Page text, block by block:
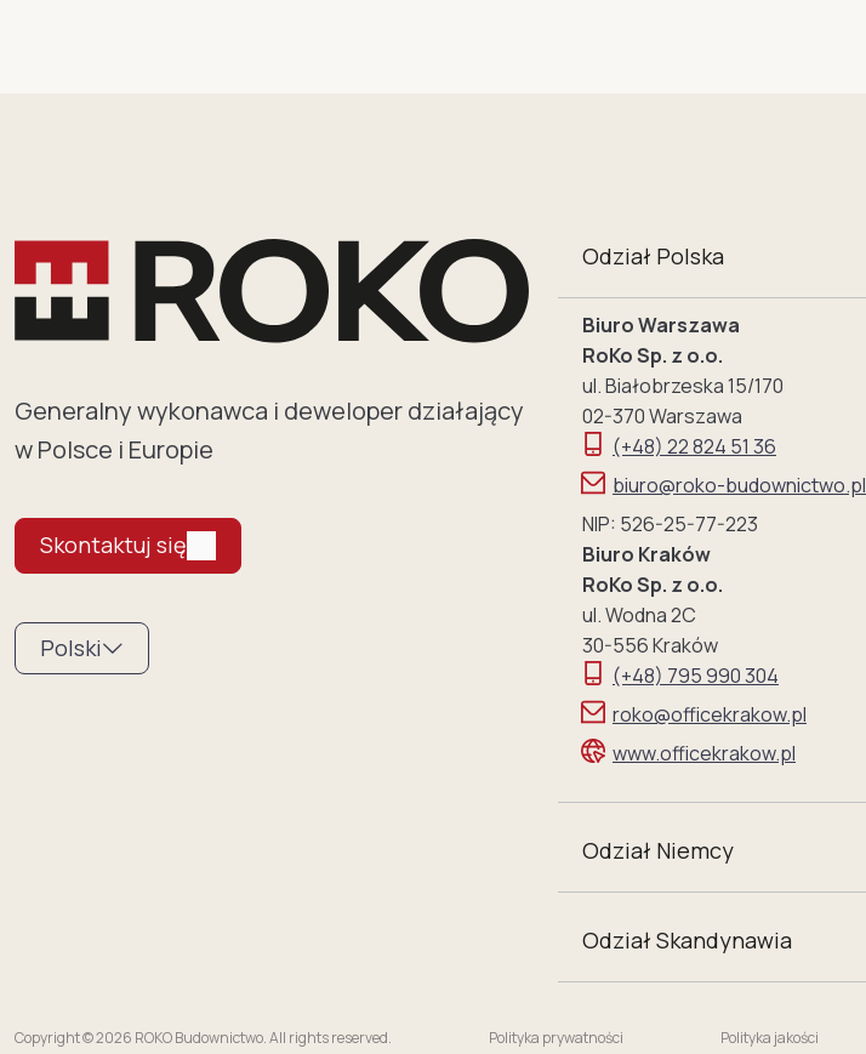
Generalny wykonawca i deweloper działający
w Polsce i Europie
Skontaktuj się
Polski
Odział Polska
Biuro Warszawa
RoKo Sp. z o.o.
ul. Białobrzeska 15/170
02-370 Warszawa
(+48) 22 824 51 36
biuro@roko-budownictwo.pl
NIP: 526-25-77-223
Biuro Kraków
RoKo Sp. z o.o.
ul. Wodna 2C
30-556 Kraków
(+48) 795 990 304
roko@officekrakow.pl
www.officekrakow.pl
Odział Niemcy
Odział Skandynawia
Copyright © 2026 ROKO Budownictwo. All rights reserved. Polityka prywatności Polityka jakości